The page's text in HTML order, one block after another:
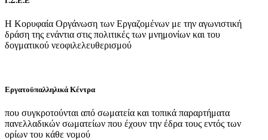
Η Κορυφαία Οργάνωση των Εργαζομένων με την αγωνιστική
δράση της ενάντια στις πολιτικές των μνημονίων και του
δογματικού νεοφιλελευθερισμού
Εργατοϋπαλληλικά Κέντρα
που συγκροτούνται από σωματεία και τοπικά παραρτήματα
πανελλαδικών σωματείων που έχουν την έδρα τους εντός των
ορίων του κάθε νομού